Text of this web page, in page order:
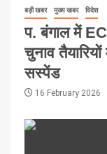
बड़ी खबर मुख्य खबर विदेश
प. बंगाल में
चुनाव
सस्पेंड
16 February 2026